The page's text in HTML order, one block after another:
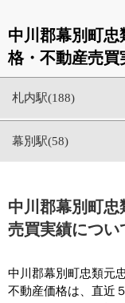
中川郡幕別町
格・不動産売買
札内駅(188)
幕別駅(58)
中川郡幕別町
売買実績につい
中川郡幕別町忠類元
不動産価格は、直近